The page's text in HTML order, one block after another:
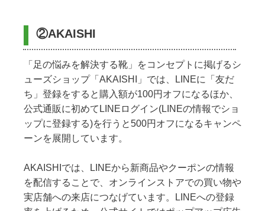
②AKAISHI
「足の悩みを解決する靴」をコンセプトに掲げるシ
ューズショップ「AKAISHI」では、LINEに「友だ
ち」登録をすると購入額が100円オフになるほか、
公式通販に初めてLINEログイン(LINEの情報でショ
ップに登録する)を行うと500円オフになるキャンペ
ーンを展開しています。
AKAISHIでは、LINEから新商品やクーポンの情報
を配信することで、オンラインストアでの買い物や
実店舗への来店につなげています。LINEへの登録